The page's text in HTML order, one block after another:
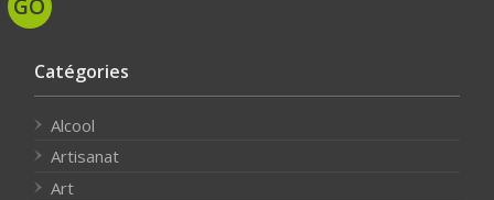
Catégories
Alcool
Artisanat
Art